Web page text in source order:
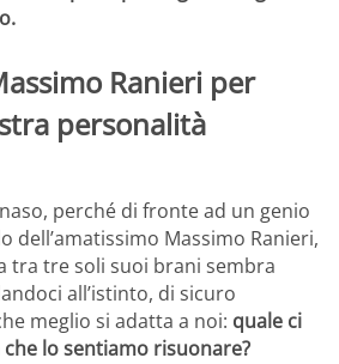
Ranieri per
personalità
perché di fronte ad un genio
dell’amatissimo Massimo Ranieri,
tra tre soli suoi brani sembra
all’istinto, di sicuro
meglio si adatta a noi: quale ci
lo sentiamo risuonare?